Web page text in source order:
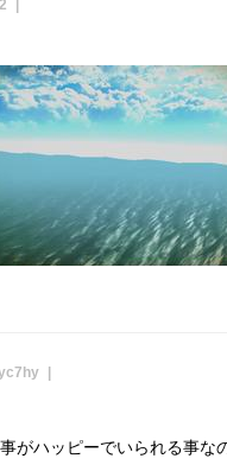
事がハッピーでいられる事